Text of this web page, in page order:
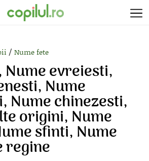
/ Nume fete
Nume evreiesti,
Nume
Nume chinezesti,
origini, Nume
sfinti, Nume
regine